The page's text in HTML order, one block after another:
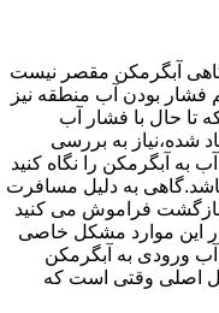
آبگرمکن مقصر نیست
بودن آب منطقه نیز
تا حال با فشار آب
شده،نیاز به بررسی
به آبگرمکن را نگاه کنید
باشد.گاهی به دلیل مسافرت
فراموش می کنید
این موارد مشکل خاصی
آب ورودی به آبگرمکن
اصلی وقتی است که